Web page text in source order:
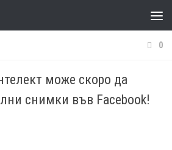
0
може скоро да
снимки във Facebook!